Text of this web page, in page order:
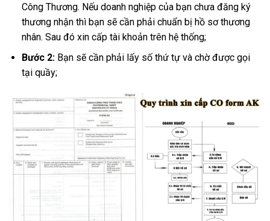
Công Thương. Nếu doanh nghiệp của bạn chưa đăng ký
thương nhận thì bạn sẽ cần phải chuẩn bị hồ sơ thương
nhân. Sau đó xin cấp tài khoản trên hệ thống;
Bước 2:Bạn sẽ cần phải lấy số thứ tự và chờ được gọi
tại quầy;